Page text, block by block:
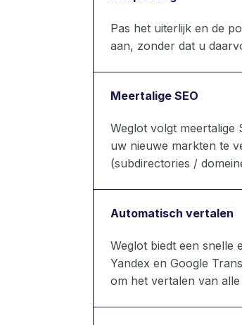
Pas het uiterlijk en de
aan, zonder dat u
Meertalige SEO
Weglot volgt meertalige
uw nieuwe markten te
(subdirectories /
Automatisch vertalen
Weglot biedt een snelle
Yandex en Google
om het vertalen van